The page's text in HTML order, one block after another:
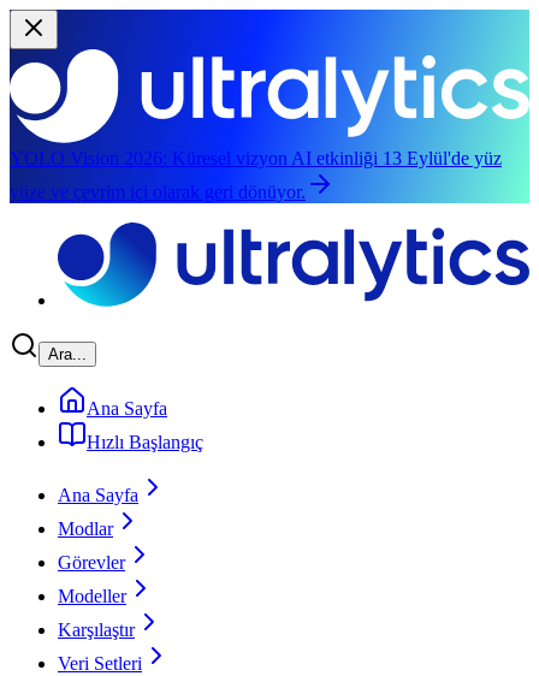
YOLO Vision 2026: Küresel vizyon AI etkinliği 13 Eylül'de yüz
yüze ve çevrim içi olarak geri dönüyor.
Ara...
Ana Sayfa
Hızlı Başlangıç
Ana Sayfa
Modlar
Görevler
Modeller
Karşılaştır
Veri Setleri